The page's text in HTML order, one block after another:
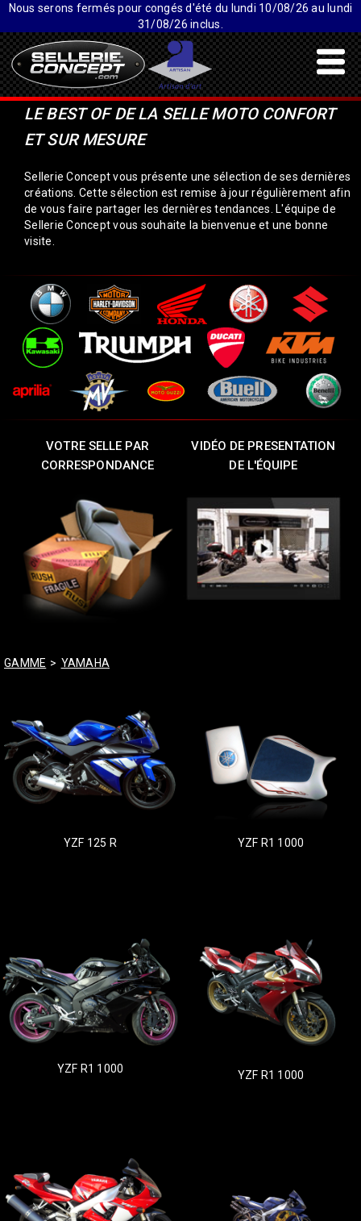
Nous serons fermés pour congés d'été du lundi 10/08/26 au lundi
31/08/26 inclus.
LE BEST OF DE LA SELLE MOTO CONFORT
ET SUR MESURE
Sellerie Concept vous présente une sélection de ses dernières
créations. Cette sélection est remise à jour régulièrement afin
de vous faire partager les dernières tendances. L'équipe de
Sellerie Concept vous souhaite la bienvenue et une bonne
visite.
VOTRE SELLE PAR
CORRESPONDANCE
VIDÉO DE PRESENTATION
DE L'ÉQUIPE
GAMME > YAMAHA
YZF 125 R YZF R1 1000
YZF R1 1000
YZF R1 1000